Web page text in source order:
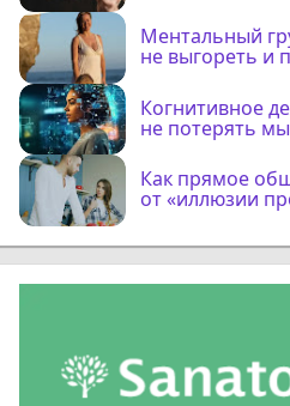
Ментальный
не выгореть и
Когнитивное
не потерять
Как прямое
от «иллюзии